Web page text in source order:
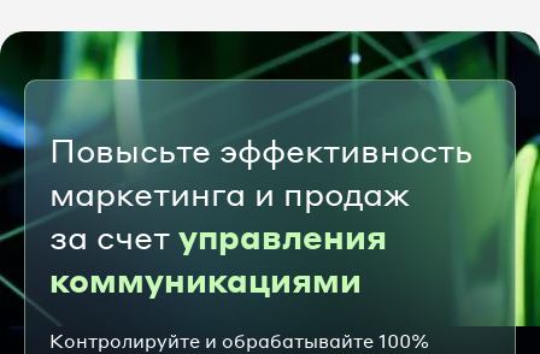
Повысьте эффективность
маркетинга и продаж
за счет управления
коммуникациями
Контролируйте и обрабатывайте 100%